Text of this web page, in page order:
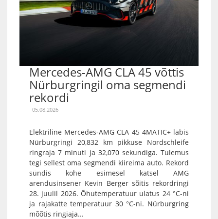
Mercedes-AMG CLA 45 võttis
Nürburgringil oma segmendi
rekordi
05.08.2026
Elektriline Mercedes-AMG CLA 45 4MATIC+ läbis
Nürburgringi 20,832 km pikkuse Nordschleife
ringraja 7 minuti ja 32,070 sekundiga. Tulemus
tegi sellest oma segmendi kiireima auto. Rekord
sündis kohe esimesel katsel AMG
arendusinsener Kevin Berger sõitis rekordringi
28. juulil 2026. Õhutemperatuur ulatus 24 °C-ni
ja rajakatte temperatuur 30 °C-ni. Nürburgring
mõõtis ringiaja...